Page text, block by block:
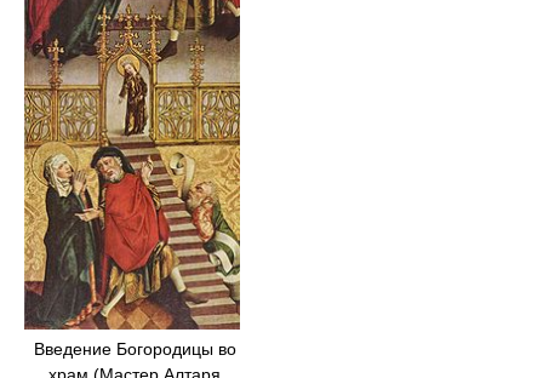
Введение Богородицы во
храм (Мастер Алтаря